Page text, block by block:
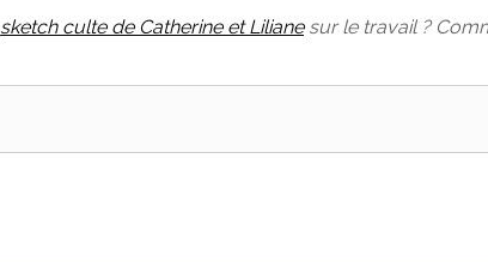
sketch culte de Catherine et Lilianesur le travail ?